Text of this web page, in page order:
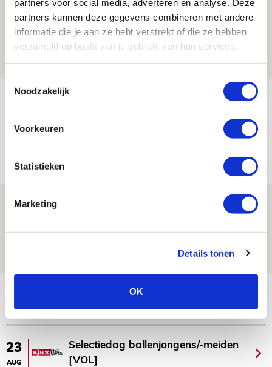
partners voor social media, adverteren en analyse. Deze
partners kunnen deze gegevens combineren met andere
informatie die je aan ze hebt verstrekt of die ze hebben
verzameld op basis van je gebruik van hun services.
Noodzakelijk
Voorkeuren
Statistieken
Marketing
Details tonen
OK
Beleef avond vol gezelligheid tijdens
Geef Mij Maar Amsterdam!
10 AUGUSTUS 2026 - 09:12
Reisverslag PEC-uit: geregisseerde
‘voetbaltempel’
BLOG
Brandt heeft veel vertrouwen in Ajax
AGENDA
23
AUG
Selectiedag ballenjongens/-meiden
[VOL]